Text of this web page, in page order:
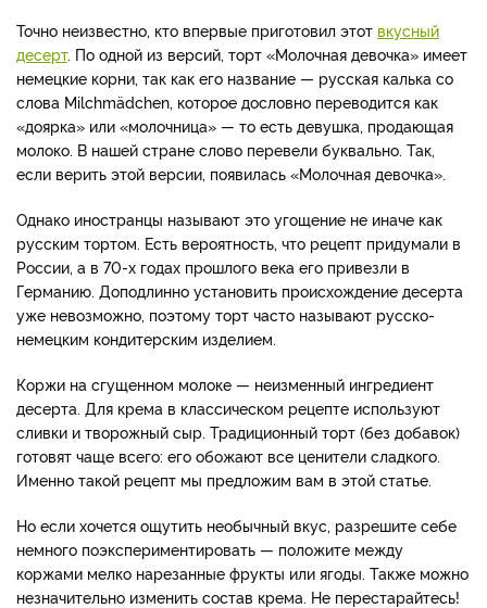
Точно неизвестно, кто впервые приготовил этот вкусный
десерт. По одной из версий, торт «Молочная девочка» имеет
немецкие корни, так как его название — русская калька со
слова Milchmädchen, которое дословно переводится как
«доярка» или «молочница» — то есть девушка, продающая
молоко. В нашей стране слово перевели буквально. Так,
если верить этой версии, появилась «Молочная девочка».
Однако иностранцы называют это угощение не иначе как
русским тортом. Есть вероятность, что рецепт придумали в
России, а в 70-х годах прошлого века его привезли в
Германию. Доподлинно установить происхождение десерта
уже невозможно, поэтому торт часто называют русско-
немецким кондитерским изделием.
Коржи на сгущенном молоке — неизменный ингредиент
десерта. Для крема в классическом рецепте используют
сливки и творожный сыр. Традиционный торт (без добавок)
готовят чаще всего: его обожают все ценители сладкого.
Именно такой рецепт мы предложим вам в этой статье.
Но если хочется ощутить необычный вкус, разрешите себе
немного поэкспериментировать — положите между
коржами мелко нарезанные фрукты или ягоды. Также можно
незначительно изменить состав крема. Не перестарайтесь!